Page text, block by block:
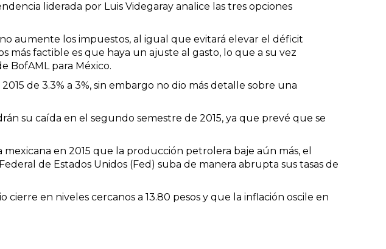
liderada por Luis Videgaray analice las tres opciones
aumente los impuestos, al igual que evitará elevar el déficit
más factible es que haya un ajuste al gasto, lo que a su vez
BofAML para México.
de 3.3% a 3%, sin embargo no dio más detalle sobre una
su caída en el segundo semestre de 2015, ya que prevé que se
en 2015 que la producción petrolera baje aún más, el
de Estados Unidos (Fed) suba de manera abrupta sus tasas de
en niveles cercanos a 13.80 pesos y que la inflación oscile en